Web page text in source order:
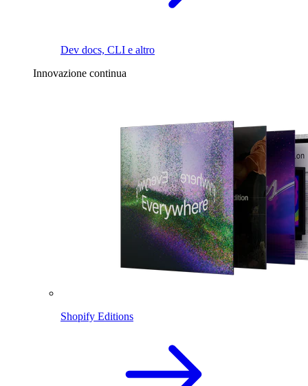
Dev docs, CLI e altro
Innovazione continua
Shopify Editions